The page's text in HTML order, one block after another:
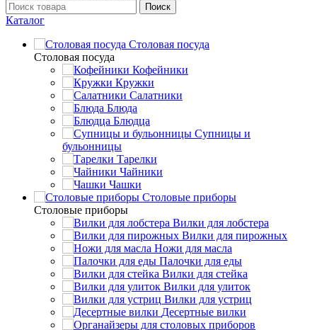
Поиск
Каталог
Столовая посуда
Столовая посуда
Кофейники
Кружки
Салатники
Блюда
Блюдца
Супницы и
бульонницы
Тарелки
Чайники
Чашки
Cтоловые приборы
Cтоловые приборы
Вилки для лобстера
Вилки для пирожных
Ножи для масла
Палочки для еды
Вилки для стейка
Вилки для улиток
Вилки для устриц
Десертные вилки